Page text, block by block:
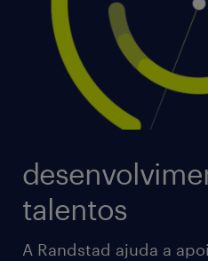
talentos
A Randstad ajuda a